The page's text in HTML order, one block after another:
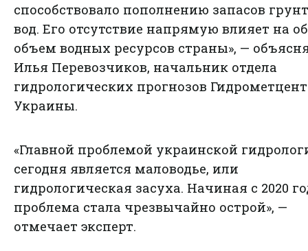
способствовало пополнению запасов
вод. Его отсутствие напрямую влияет на
объем водных ресурсов страны», —
Илья Перевозчиков, начальник отдела
гидрологических прогнозов
Украины.
«Главной проблемой украинской
сегодня является маловодье, или
гидрологическая засуха. Начиная с 2020
проблема стала чрезвычайно острой», —
отмечает эксперт.